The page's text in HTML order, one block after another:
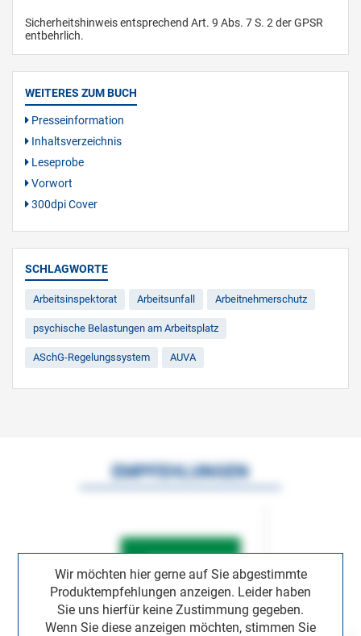
Sicherheitshinweis entsprechend Art. 9 Abs. 7 S. 2 der GPSR
entbehrlich.
WEITERES ZUM BUCH
Presseinformation
Inhaltsverzeichnis
Leseprobe
Vorwort
300dpi Cover
SCHLAGWORTE
Arbeitsinspektorat Arbeitsunfall Arbeitnehmerschutz
psychische Belastungen am Arbeitsplatz
ASchG-Regelungssystem AUVA
Wir möchten hier gerne auf Sie abgestimmte
Produktempfehlungen anzeigen. Leider haben
Sie uns hierfür keine Zustimmung gegeben.
Wenn Sie diese anzeigen möchten, stimmen Sie
EMPFEHLUNGEN